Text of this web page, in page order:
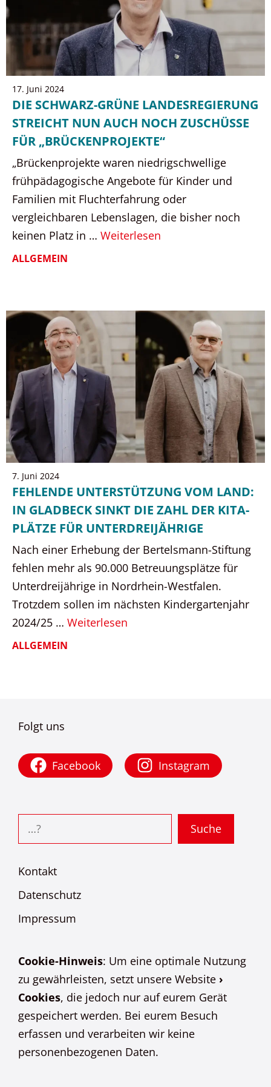
17. Juni 2024
DIE SCHWARZ-GRÜNE LANDESREGIERUNG
STREICHT NUN AUCH NOCH ZUSCHÜSSE
FÜR „BRÜCKENPROJEKTE“
„Brückenprojekte waren niedrigschwellige
frühpädagogische Angebote für Kinder und
Familien mit Fluchterfahrung oder
vergleichbaren Lebenslagen, die bisher noch
keinen Platz in … Weiterlesen
ALLGEMEIN
7. Juni 2024
FEHLENDE UNTERSTÜTZUNG VOM LAND:
IN GLADBECK SINKT DIE ZAHL DER KITA-
PLÄTZE FÜR UNTERDREIJÄHRIGE
Nach einer Erhebung der Bertelsmann-Stiftung
fehlen mehr als 90.000 Betreuungsplätze für
Unterdreijährige in Nordrhein-Westfalen.
Trotzdem sollen im nächsten Kindergartenjahr
2024/25 … Weiterlesen
ALLGEMEIN
Folgt uns
Facebook Instagram
Suchen Suche
Kontakt
Datenschutz
Impressum
Cookie-Hinweis: Um eine optimale Nutzung
zu gewährleisten, setzt unsere Website ›
Cookies, die jedoch nur auf eurem Gerät
gespeichert werden. Bei eurem Besuch
erfassen und verarbeiten wir keine
personenbezogenen Daten.